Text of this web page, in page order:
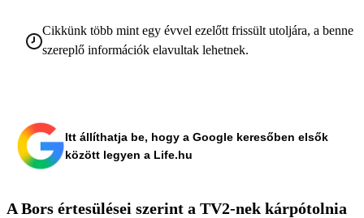
Cikkünk több mint egy évvel ezelőtt frissült utoljára, a benne
szereplő információk elavultak lehetnek.
Itt állíthatja be, hogy a Google keresőben elsők
között legyen a Life.hu
A Bors értesülései szerint a TV2-nek kárpótolnia